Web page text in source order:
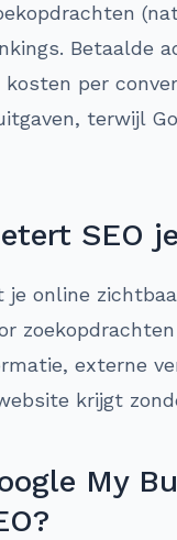
Betaalde
per
terwijl
SEO
je online
externe
krijgt
My